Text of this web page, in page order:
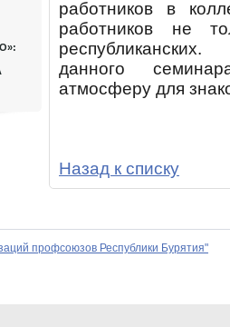
работников в
работников не
данного
атмосферу для
Назад к списку
профсоюзов Республики Бурятия"